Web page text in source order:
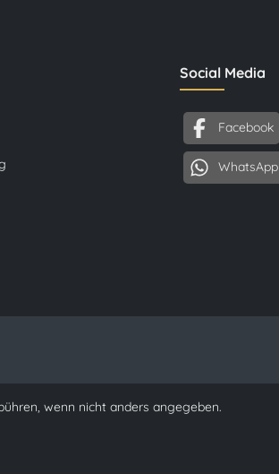
Social Media
Facebook
WhatsApp
wenn nicht anders angegeben.